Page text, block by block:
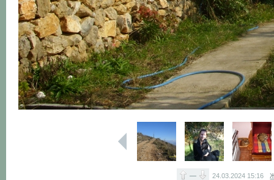
— 24.03.2024 15:16